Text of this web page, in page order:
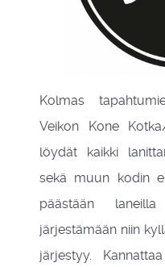
Kolmas
Veikon Kone
löydät kaikki
sekä muun kodin
päästään
järjestämään niin
järjestyy.